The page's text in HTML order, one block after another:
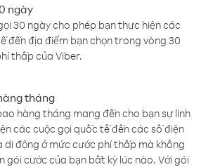
ngày
30 ngày cho phép bạn thực hiện các
đến địa điểm bạn chọn trong vòng 30
thấp của Viber.
tháng
hàng tháng mang đến cho bạn sự linh
các cuộc gọi quốc tế đến các số điện
di động ở mức cước phí thấp mà không
gói cước của bạn bất kỳ lúc nào. Với gói